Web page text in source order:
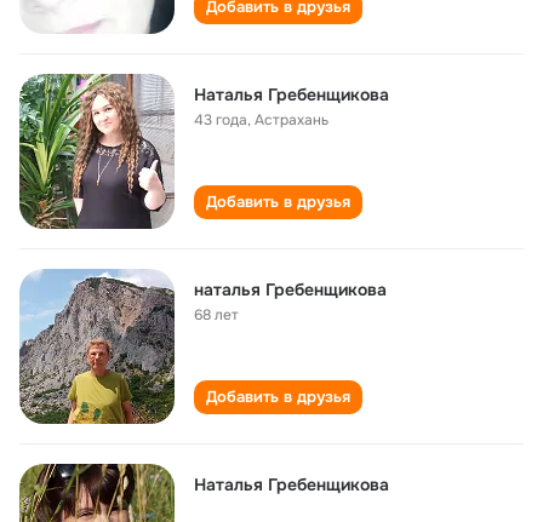
Добавить в друзья
Наталья Гребенщикова
43 года,Астрахань
Добавить в друзья
наталья Гребенщикова
68 лет
Добавить в друзья
Наталья Гребенщикова